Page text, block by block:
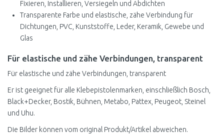
Fixieren, Installieren, Versiegeln und Abdichten
Transparente Farbe und elastische, zähe Verbindung für
Dichtungen, PVC, Kunststoffe, Leder, Keramik, Gewebe und
Glas
Für elastische und zähe Verbindungen, transparent
Für elastische und zähe Verbindungen, transparent
Er ist geeignet für alle Klebepistolenmarken, einschließlich Bosch,
Black+Decker, Bostik, Bühnen, Metabo, Pattex, Peugeot, Steinel
und Uhu.
Die Bilder können vom original Produkt/Artikel abweichen.